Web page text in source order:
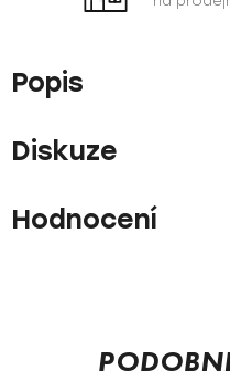
Popis
Diskuze
Hodnocení